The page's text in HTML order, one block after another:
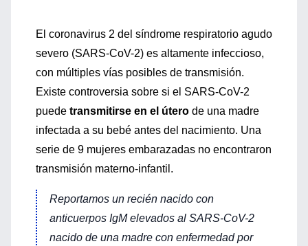
El coronavirus 2 del síndrome respiratorio agudo
severo (SARS-CoV-2) es altamente infeccioso,
con múltiples vías posibles de transmisión.
Existe controversia sobre si el SARS-CoV-2
puede transmitirse en el útero de una madre
infectada a su bebé antes del nacimiento. Una
serie de 9 mujeres embarazadas no encontraron
transmisión materno-infantil.
Reportamos un recién nacido con
anticuerpos IgM elevados al SARS-CoV-2
nacido de una madre con enfermedad por